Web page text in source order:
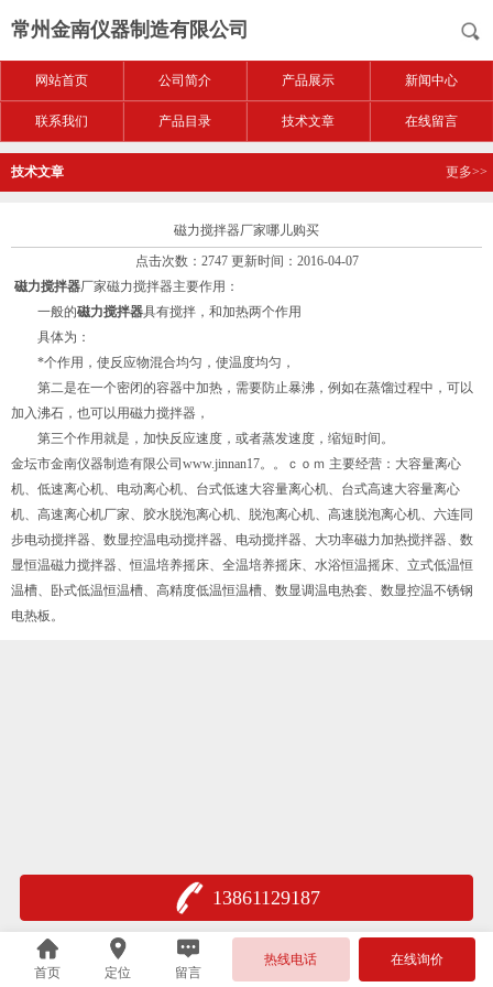
常州金南仪器制造有限公司
网站首页 公司简介 产品展示 新闻中心
联系我们 产品目录 技术文章 在线留言
技术文章 更多>>
磁力搅拌器厂家哪儿购买
点击次数：2747 更新时间：2016-04-07
磁力搅拌器厂家磁力搅拌器主要作用：
一般的磁力搅拌器具有搅拌，和加热两个作用
具体为：
*个作用，使反应物混合均匀，使温度均匀，
第二是在一个密闭的容器中加热，需要防止暴沸，例如在蒸馏过程中，可以
加入沸石，也可以用磁力搅拌器，
第三个作用就是，加快反应速度，或者蒸发速度，缩短时间。
金坛市金南仪器制造有限公司www.jinnan17。。ｃｏｍ 主要经营：大容量离心
机、低速离心机、电动离心机、台式低速大容量离心机、台式高速大容量离心
机、高速离心机厂家、胶水脱泡离心机、脱泡离心机、高速脱泡离心机、六连同
步电动搅拌器、数显控温电动搅拌器、电动搅拌器、大功率磁力加热搅拌器、数
显恒温磁力搅拌器、恒温培养摇床、全温培养摇床、水浴恒温摇床、立式低温恒
温槽、卧式低温恒温槽、高精度低温恒温槽、数显调温电热套、数显控温不锈钢
电热板。
13861129187
首页 定位 留言
热线电话 在线询价